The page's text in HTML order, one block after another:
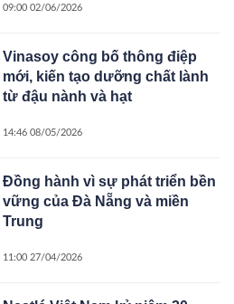
09:00 02/06/2026
Vinasoy công bố thông điệp
mới, kiến tạo dưỡng chất lành
từ đậu nành và hạt
14:46 08/05/2026
Đồng hành vì sự phát triển bền
vững của Đà Nẵng và miền
Trung
11:00 27/04/2026